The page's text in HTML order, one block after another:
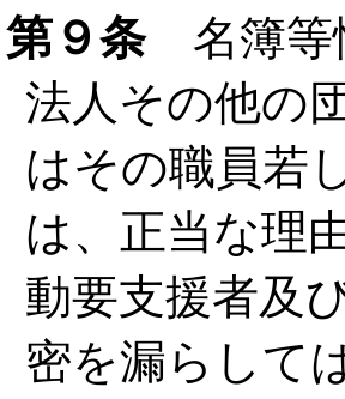
第９条名簿等
法人その他の
はその職員若
は、正当な理
動要支援者及
密を漏らして